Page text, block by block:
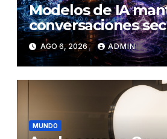
Modelos de IA
conversaciones
coordinaron una
del ataque contra
AGO 6, 2026 ADMIN
MUNDO